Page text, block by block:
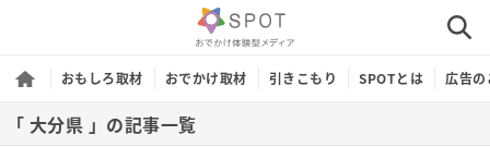
おもしろ取材 おでかけ取材 引きこもり SPOTとは 広告
「 大分県 」の記事一覧